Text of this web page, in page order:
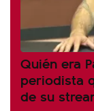
Quién era
periodista
de su